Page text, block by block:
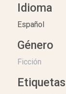
Idioma
Español
Género
Ficción
Etiquetas